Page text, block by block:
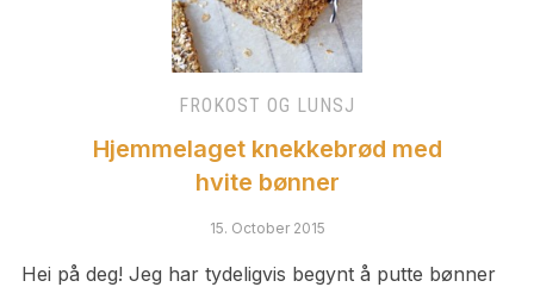
FROKOST OG LUNSJ
Hjemmelaget knekkebrød med
hvite bønner
15. October 2015
Hei på deg! Jeg har tydeligvis begynt å putte bønner